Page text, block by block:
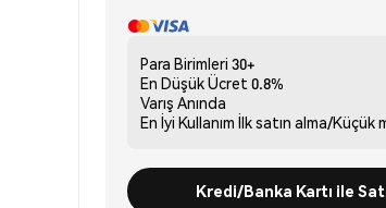
Para Birimleri 30+
En Düşük Ücret 0.8%
Varış Anında
En İyi Kullanım İlk satın alma/Küçük
Kredi/Banka Kartı ile